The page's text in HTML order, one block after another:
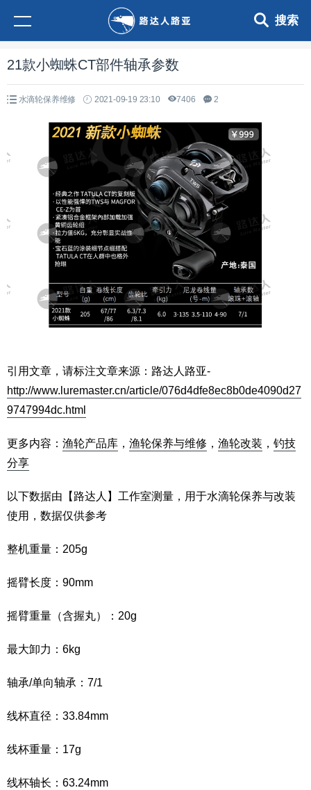
搜索
21款小蜘蛛CT部件轴承参数
水滴轮保养维修 2021-09-19 23:10 7406 2
引用文章，请标注文章来源：路达人路亚-
http://www.luremaster.cn/article/076d4dfe8ec8b0de4090d27
9747994dc.html
更多内容： 渔轮产品库 ， 渔轮保养与维修 ， 渔轮改装 ， 钓技
分享
以下数据由【路达人】工作室测量，用于水滴轮保养与改装
使用，数据仅供参考
整机重量：205g
摇臂长度：90mm
摇臂重量（含握丸）：20g
最大卸力：6kg
轴承/单向轴承：7/1
线杯直径：33.84mm
线杯重量：17g
线杯轴长：63.24mm